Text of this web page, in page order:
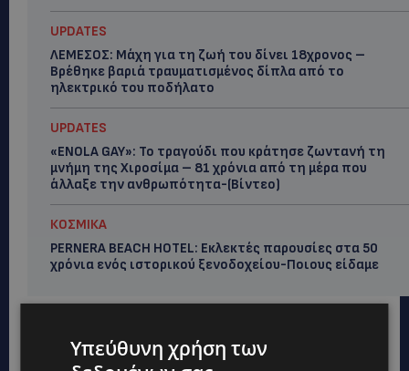
UPDATES
ΛΕΜΕΣΟΣ: Μάχη για τη ζωή του δίνει 18χρονος –
Βρέθηκε βαριά τραυματισμένος δίπλα από το
ηλεκτρικό του ποδήλατο
UPDATES
«ENOLA GAY»: Το τραγούδι που κράτησε ζωντανή τη
μνήμη της Χιροσίμα – 81 χρόνια από τη μέρα που
άλλαξε την ανθρωπότητα-(Bίντεο)
ΚΟΣΜΙΚΑ
PERNERA BEACH HOTEL: Εκλεκτές παρουσίες στα 50
χρόνια ενός ιστορικού ξενοδοχείου-Ποιους είδαμε
Υπεύθυνη χρήση των